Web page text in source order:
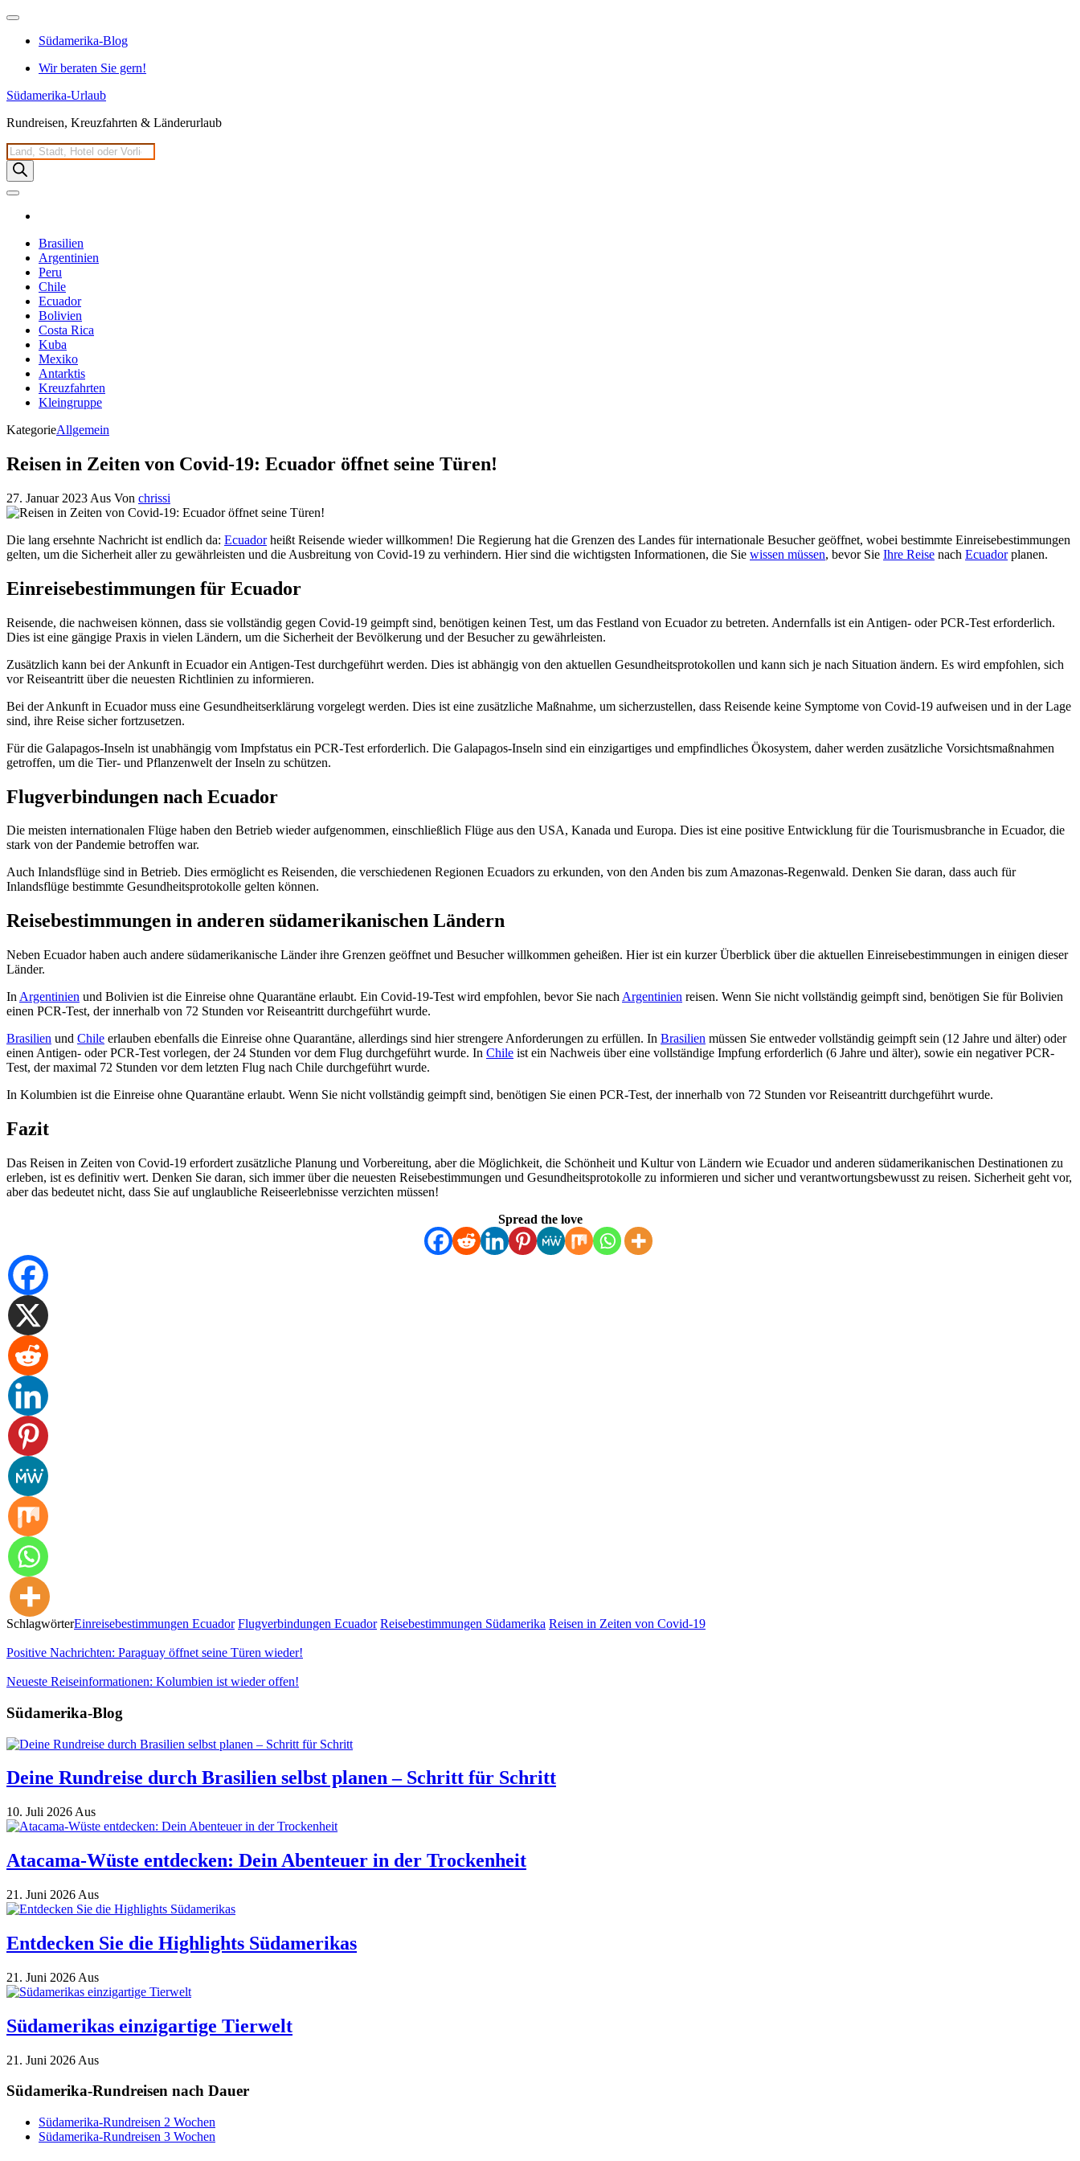
Zum
springenSüdamerika-Blog
Wir beraten Sie gern!
Südamerika-Urlaub
Rundreisen, Kreuzfahrten & Länderurlaub
Products
search
Brasilien
Argentinien
Peru
Chile
Ecuador
Bolivien
Costa Rica
Kuba
Mexiko
Antarktis
Kreuzfahrten
Kleingruppe
KategorieAllgemein
Reisen in Zeiten von Covid-19: Ecuador öffnet seine Türen!
27. Januar 2023 Aus Von chrissi
Die lang ersehnte Nachricht ist endlich da: Ecuadorheißt Reisende wieder willkommen! Die Regierung hat die Grenzen des Landes für internationale Besucher geöffnet, wobei bestimmte Einreisebestimmungen
gelten, um die Sicherheit aller zu gewährleisten und die Ausbreitung von Covid-19 zu verhindern. Hier sind die wichtigsten Informationen, die Sie wissen müssen, bevor Sie Ihre Reise nach Ecuadorplanen.
Einreisebestimmungen für Ecuador
Reisende, die nachweisen können, dass sie vollständig gegen Covid-19 geimpft sind, benötigen keinen Test, um das Festland von Ecuador zu betreten. Andernfalls ist ein Antigen- oder PCR-Test erforderlich.
Dies ist eine gängige Praxis in vielen Ländern, um die Sicherheit der Bevölkerung und der Besucher zu gewährleisten.
Zusätzlich kann bei der Ankunft in Ecuador ein Antigen-Test durchgeführt werden. Dies ist abhängig von den aktuellen Gesundheitsprotokollen und kann sich je nach Situation ändern. Es wird empfohlen, sich
vor Reiseantritt über die neuesten Richtlinien zu informieren.
Bei der Ankunft in Ecuador muss eine Gesundheitserklärung vorgelegt werden. Dies ist eine zusätzliche Maßnahme, um sicherzustellen, dass Reisende keine Symptome von Covid-19 aufweisen und in der Lage
sind, ihre Reise sicher fortzusetzen.
Für die Galapagos-Inseln ist unabhängig vom Impfstatus ein PCR-Test erforderlich. Die Galapagos-Inseln sind ein einzigartiges und empfindliches Ökosystem, daher werden zusätzliche Vorsichtsmaßnahmen
getroffen, um die Tier- und Pflanzenwelt der Inseln zu schützen.
Flugverbindungen nach Ecuador
Die meisten internationalen Flüge haben den Betrieb wieder aufgenommen, einschließlich Flüge aus den USA, Kanada und Europa. Dies ist eine positive Entwicklung für die Tourismusbranche in Ecuador, die
stark von der Pandemie betroffen war.
Auch Inlandsflüge sind in Betrieb. Dies ermöglicht es Reisenden, die verschiedenen Regionen Ecuadors zu erkunden, von den Anden bis zum Amazonas-Regenwald. Denken Sie daran, dass auch für
Inlandsflüge bestimmte Gesundheitsprotokolle gelten können.
Reisebestimmungen in anderen südamerikanischen Ländern
Neben Ecuador haben auch andere südamerikanische Länder ihre Grenzen geöffnet und Besucher willkommen geheißen. Hier ist ein kurzer Überblick über die aktuellen Einreisebestimmungen in einigen dieser
Länder.
In Argentinien und Bolivien ist die Einreise ohne Quarantäne erlaubt. Ein Covid-19-Test wird empfohlen, bevor Sie nach Argentinien reisen. Wenn Sie nicht vollständig geimpft sind, benötigen Sie für Bolivien
einen PCR-Test, der innerhalb von 72 Stunden vor Reiseantritt durchgeführt wurde.
Brasilien und Chile erlauben ebenfalls die Einreise ohne Quarantäne, allerdings sind hier strengere Anforderungen zu erfüllen. In Brasilien müssen Sie entweder vollständig geimpft sein (12 Jahre und älter) oder
einen Antigen- oder PCR-Test vorlegen, der 24 Stunden vor dem Flug durchgeführt wurde. In Chile ist ein Nachweis über eine vollständige Impfung erforderlich (6 Jahre und älter), sowie ein negativer PCR-
Test, der maximal 72 Stunden vor dem letzten Flug nach Chile durchgeführt wurde.
In Kolumbien ist die Einreise ohne Quarantäne erlaubt. Wenn Sie nicht vollständig geimpft sind, benötigen Sie einen PCR-Test, der innerhalb von 72 Stunden vor Reiseantritt durchgeführt wurde.
Fazit
Das Reisen in Zeiten von Covid-19 erfordert zusätzliche Planung und Vorbereitung, aber die Möglichkeit, die Schönheit und Kultur von Ländern wie Ecuador und anderen südamerikanischen Destinationen zu
erleben, ist es definitiv wert. Denken Sie daran, sich immer über die neuesten Reisebestimmungen und Gesundheitsprotokolle zu informieren und sicher und verantwortungsbewusst zu reisen. Sicherheit geht vor,
aber das bedeutet nicht, dass Sie auf unglaubliche Reiseerlebnisse verzichten müssen!
Spread the love
SchlagwörterEinreisebestimmungen Ecuador Flugverbindungen Ecuador Reisebestimmungen Südamerika Reisen in Zeiten von Covid-19
Positive Nachrichten: Paraguay öffnet seine Türen wieder!
Neueste Reiseinformationen: Kolumbien ist wieder offen!
Südamerika-Blog
Deine Rundreise durch Brasilien selbst planen – Schritt für Schritt
10. Juli 2026 Aus
Atacama-Wüste entdecken: Dein Abenteuer in der Trockenheit
21. Juni 2026 Aus
Entdecken Sie die Highlights Südamerikas
21. Juni 2026 Aus
Südamerikas einzigartige Tierwelt
21. Juni 2026 Aus
Südamerika-Rundreisen nach Dauer
Südamerika-Rundreisen 2 Wochen
Südamerika-Rundreisen 3 Wochen